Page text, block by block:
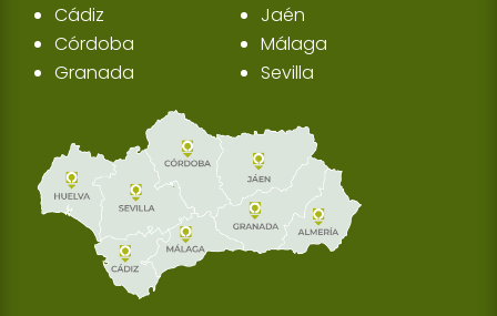
Cádiz
Córdoba
Granada
Jaén
Málaga
Sevilla